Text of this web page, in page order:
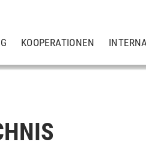
KOOPERATIONEN